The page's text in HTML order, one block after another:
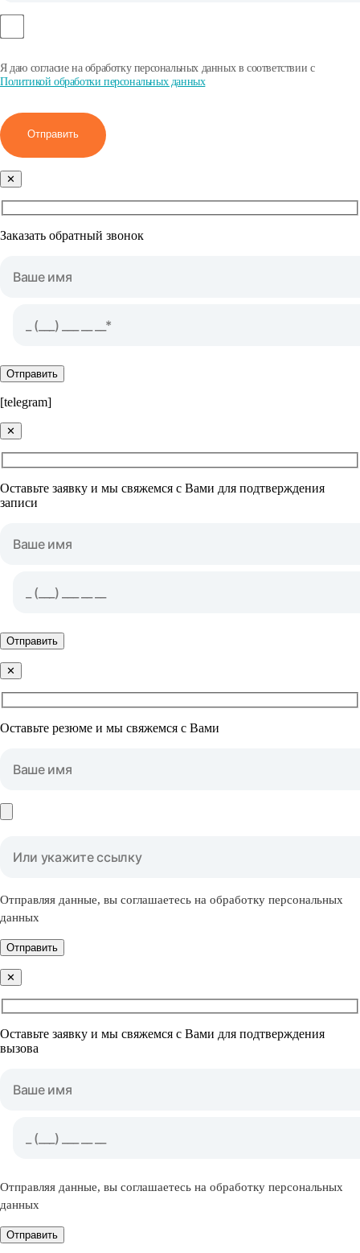
Я даю согласие на обработку персональных данных в соответствии с
Политикой обработки персональных данных
Отправить
✕
Заказать обратный звонок
Отправить
[telegram]
✕
Оставьте заявку и мы свяжемся с Вами для подтверждения
записи
Отправить
✕
Оставьте резюме и мы свяжемся с Вами
Отправляя данные, вы соглашаетесь на обработку персональных
данных
Отправить
✕
Оставьте заявку и мы свяжемся с Вами для подтверждения
вызова
Отправляя данные, вы соглашаетесь на обработку персональных
данных
Отправить